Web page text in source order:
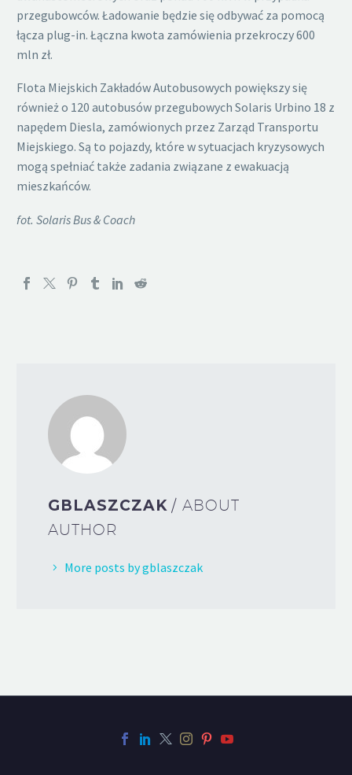
przegubowców. Ładowanie będzie się odbywać za pomocą
łącza plug-in. Łączna kwota zamówienia przekroczy 600
mln zł.
Flota Miejskich Zakładów Autobusowych powiększy się
również o 120 autobusów przegubowych Solaris Urbino 18 z
napędem Diesla, zamówionych przez Zarząd Transportu
Miejskiego. Są to pojazdy, które w sytuacjach kryzysowych
mogą spełniać także zadania związane z ewakuacją
mieszkańców.
fot. Solaris Bus & Coach
GBLASZCZAK/ ABOUT
AUTHOR
More posts by gblaszczak